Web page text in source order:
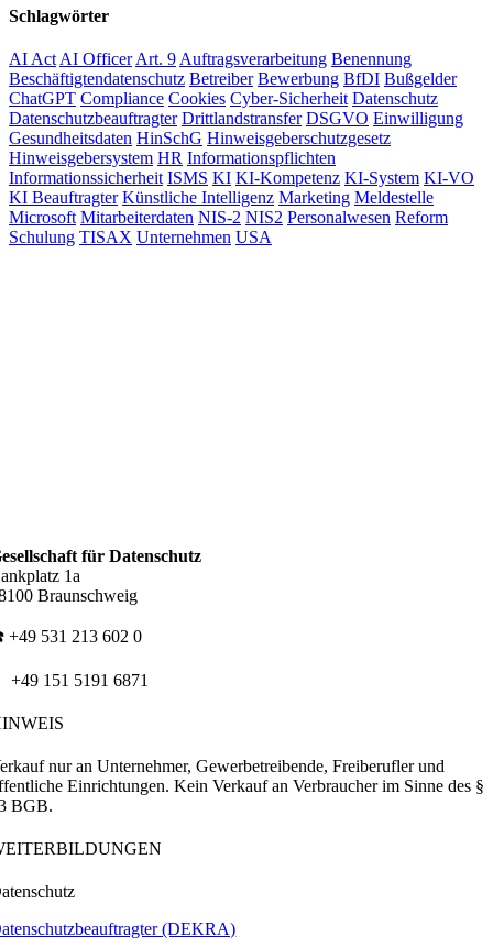
Schlagwörter
AI Act AI Officer Art. 9 Auftragsverarbeitung Benennung
Beschäftigtendatenschutz Betreiber Bewerbung BfDI Bußgelder
ChatGPT Compliance Cookies Cyber-Sicherheit Datenschutz
Datenschutzbeauftragter Drittlandstransfer DSGVO Einwilligung
Gesundheitsdaten HinSchG Hinweisgeberschutzgesetz
Hinweisgebersystem HR Informationspflichten
Informationssicherheit ISMS KI KI-Kompetenz KI-System KI-VO
KI Beauftragter Künstliche Intelligenz Marketing Meldestelle
Microsoft Mitarbeiterdaten NIS-2 NIS2 Personalwesen Reform
Schulung TISAX Unternehmen USA
für Datenschutz
1a
Braunschweig
+49 531 213 602 0
+49 151 5191 6871
nur an Unternehmer, Gewerbetreibende, Freiberufler und
Einrichtungen. Kein Verkauf an Verbraucher im Sinne des §
BGB.
(DEKRA)